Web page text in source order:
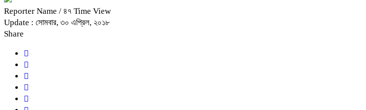
Reporter Name / ৪৭ Time View
Update : সোমবার, ৩০ এপ্রিল, ২০১৮
Share